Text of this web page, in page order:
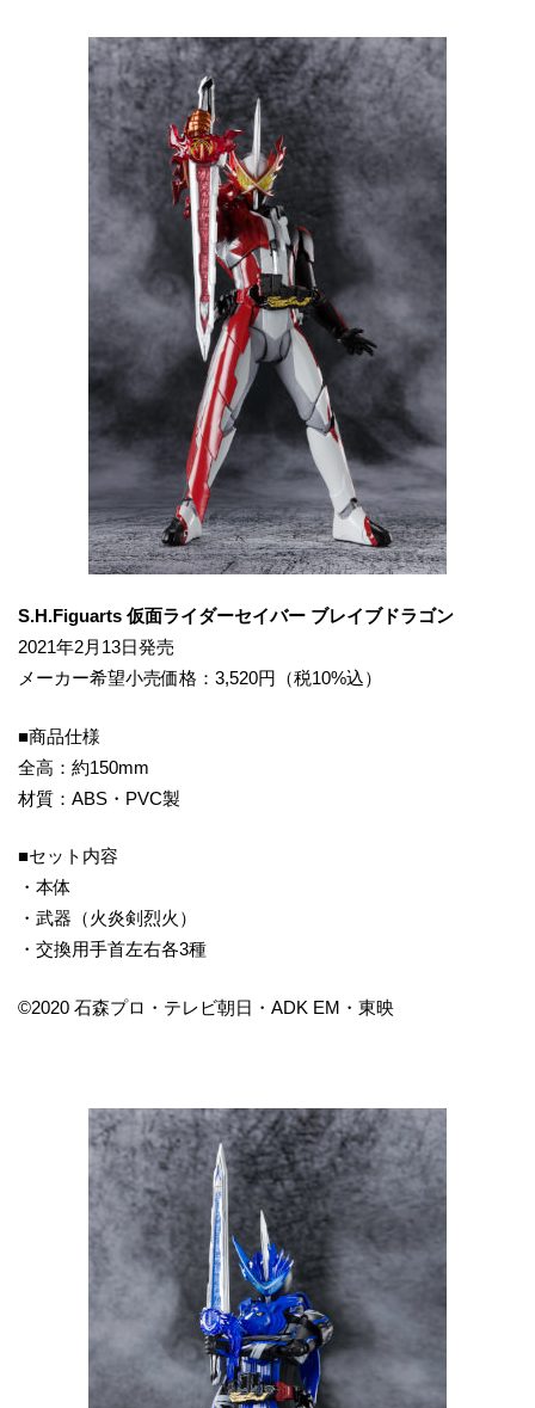
S.H.Figuarts 仮面ライダーセイバー ブレイブドラゴン
2021年2月13日発売
メーカー希望小売価格：3,520円（税10%込）
■商品仕様
全高：約150mm
材質：ABS・PVC製
■セット内容
・本体
・武器（火炎剣烈火）
・交換用手首左右各3種
©2020 石森プロ・テレビ朝日・ADK EM・東映